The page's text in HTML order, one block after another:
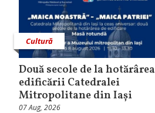
Cultură
Două secole de la hotărârea
edificării Catedralei
Mitropolitane din Iași
07 Aug, 2026